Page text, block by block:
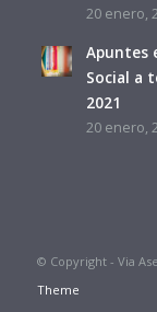
20 enero,
Apuntes
Social a
2021
20 enero,
© Copyright - Via
Theme